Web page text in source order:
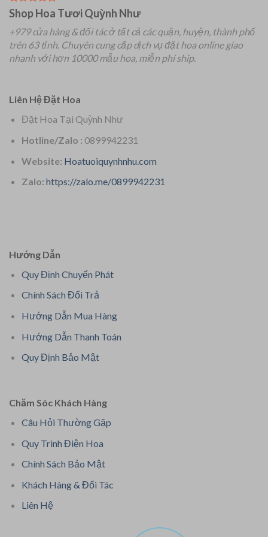
Shop Hoa Tươi Quỳnh Như
+979 cửa hàng & đối tác ở tất cả các quận, huyện, thành phố
trên 63 tỉnh. Chuyên cung cấp dịch vụ đặt hoa online giao
nhanh với hơn 10000 mẫu hoa, miễn phí ship.
Liên Hệ Đặt Hoa
Đặt Hoa Tại Quỳnh Như
Hotline/Zalo : 0899942231
Website: Hoatuoiquynhnhu.com
Zalo: https://zalo.me/0899942231
Hướng Dẫn
Quy Định Chuyển Phát
Chính Sách Đổi Trả
Hướng Dẫn Mua Hàng
Hướng Dẫn Thanh Toán
Quy Định Bảo Mật
Chăm Sóc Khách Hàng
Câu Hỏi Thường Gặp
Quy Trình Điện Hoa
Chính Sách Bảo Mật
Khách Hàng & Đối Tác
Liên Hệ